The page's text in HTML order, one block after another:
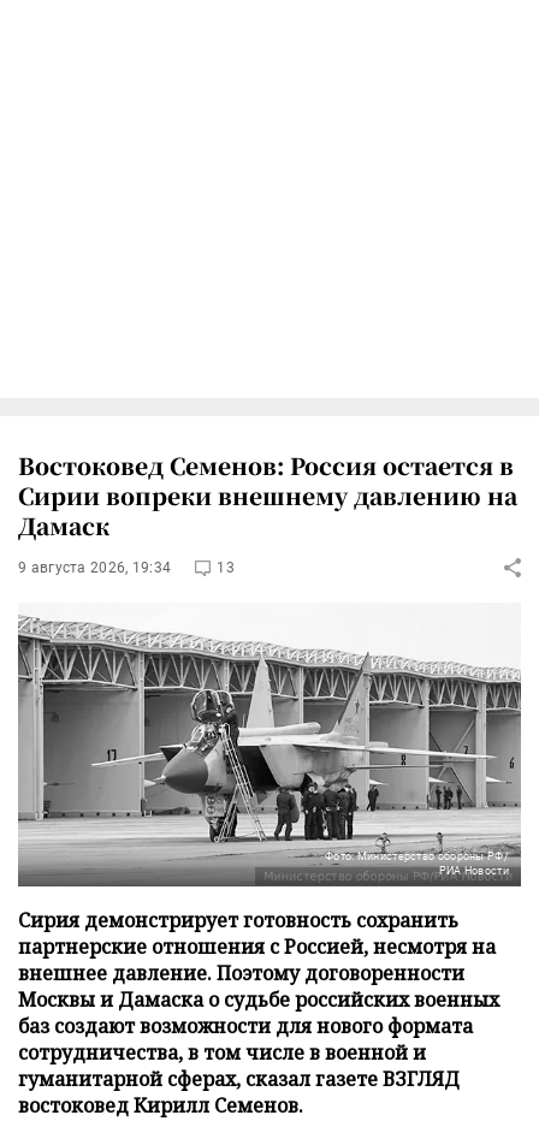
Востоковед Семенов: Россия остается в
Сирии вопреки внешнему давлению на
Дамаск
9 августа 2026, 19:34 13
Фото: Министерство обороны РФ/
РИА Новости
Сирия демонстрирует готовность сохранить
партнерские отношения с Россией, несмотря на
внешнее давление. Поэтому договоренности
Москвы и Дамаска о судьбе российских военных
баз создают возможности для нового формата
сотрудничества, в том числе в военной и
гуманитарной сферах, сказал газете ВЗГЛЯД
востоковед Кирилл Семенов.